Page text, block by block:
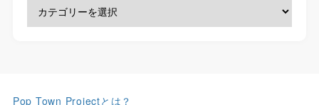
Pop Town Projectとは？